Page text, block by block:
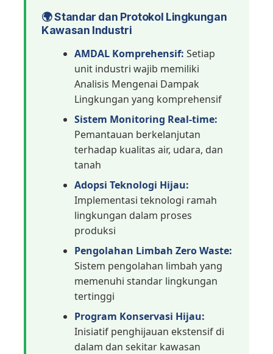
🌍 Standar dan Protokol Lingkungan
Kawasan Industri
AMDAL Komprehensif: Setiap
unit industri wajib memiliki
Analisis Mengenai Dampak
Lingkungan yang komprehensif
Sistem Monitoring Real-time:
Pemantauan berkelanjutan
terhadap kualitas air, udara, dan
tanah
Adopsi Teknologi Hijau:
Implementasi teknologi ramah
lingkungan dalam proses
produksi
Pengolahan Limbah Zero Waste:
Sistem pengolahan limbah yang
memenuhi standar lingkungan
tertinggi
Program Konservasi Hijau:
Inisiatif penghijauan ekstensif di
dalam dan sekitar kawasan